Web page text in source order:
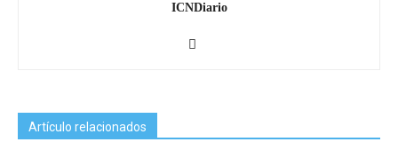
ICNDiario
Artículo relacionados